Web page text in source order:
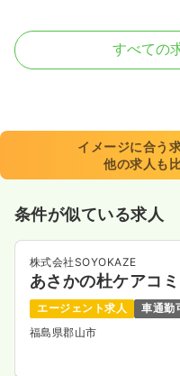
透析
8:00～17:30
月給19万円以上可
気になる
日勤のみ（パート）
給与 時給1,000〜1,100
時間 8:00～17:30
すべての
イメージに合う
他の求人も
条件が似ている求人
株式会社SOYOKAZE
あさかの杜ケアコ
エージェント求人
車通勤
福島県郡山市